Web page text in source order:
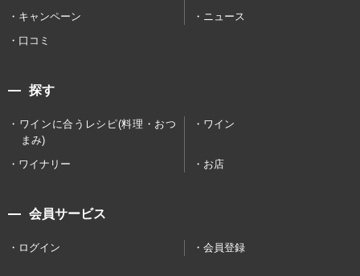
キャンペーン
ニュース
口コミ
探す
ワインに合うレシピ(料理・おつ
まみ)
ワイン
ワイナリー お店
会員サービス
ログイン 会員登録